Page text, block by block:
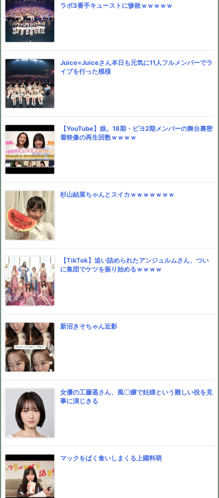
ラボ3番手キューストに惨敗ｗｗｗｗｗ
Juice=Juiceさん本日も元気に11人フルメンバーでラ
イブを行った模様
【YouTube】娘。18期・ビヨ2期メンバーの舞台裏密
着映像の再生回数ｗｗｗｗ
杉山結菜ちゃんとスイカｗｗｗｗｗｗｗ
【TikTok】追い詰められたアンジュルムさん、つい
に集団でケツを振り始めるｗｗｗｗ
新沼きそちゃん近影
女優の工藤遥さん、風〇嬢で妊婦という難しい役を見
事に演じきる
マックをばく食いしまくる上國料萌